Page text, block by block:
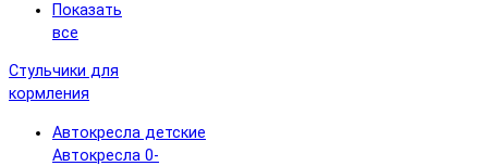
Показать
все
Стульчики для
кормления
Автокресла детские
Автокресла 0-